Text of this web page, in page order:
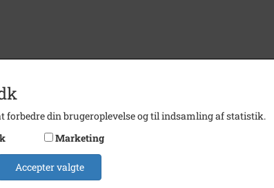
forbedre din brugeroplevelse og til indsamling af statistik.
Marketing
Accepter valgte